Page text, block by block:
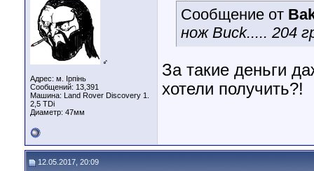
♂
Адрес: м. Ірпінь
Сообщений: 13,391
Машина: Land Rover Discovery 1.
2,5 TDi
Диаметр: 47мм
Сообщение от
нож Buck..... 204
За такие деньги
хотели получить?!
12.05.2017, 20:09